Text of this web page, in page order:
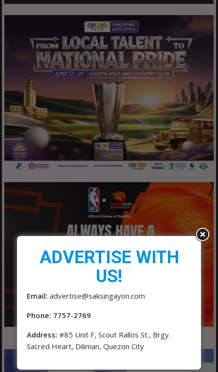
ADVERTISE WITH
US!
Email: advertise@saksingayon.com
Phone: 7757-2769
Address: #85 Unit F, Scout Rallos St., Brgy.
Sacred Heart, Diliman, Quezon City